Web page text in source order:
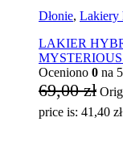
Dłonie, Lakiery
LAKIER
Oceniono 0 na 5
69,00zł
price is: 41,40